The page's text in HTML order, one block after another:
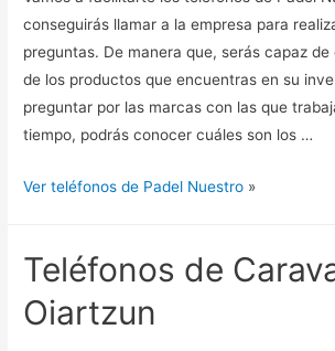
conseguirás llamar a la empresa para
preguntas. De manera que, serás capaz
de los productos que encuentras en su
preguntar por las marcas con las que
tiempo, podrás conocer cuáles son los …
Ver teléfonos de Padel Nuestro »
Teléfonos de
Oiartzun